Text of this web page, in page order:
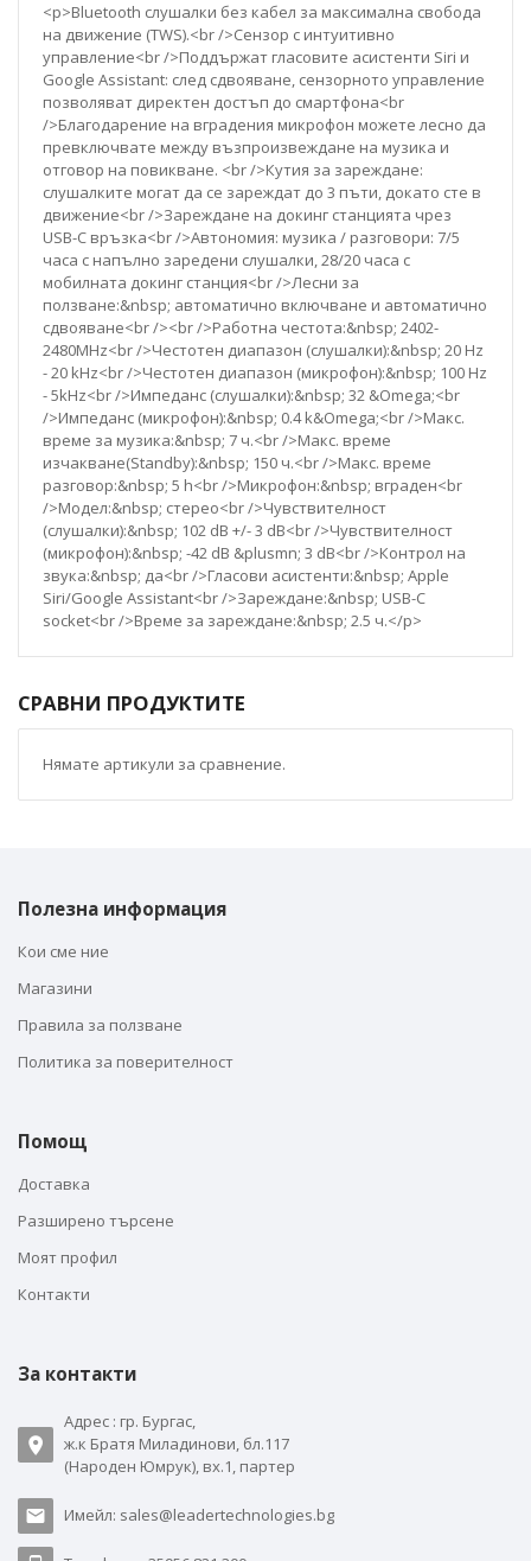
<p>Bluetooth слушалки без кабел за максимална свобода
на движение (TWS).<br />Сензор с интуитивно
управление<br />Поддържат гласовите асистенти Siri и
Google Assistant: след сдвояване, сензорното управление
позволяват директен достъп до смартфона<br
/>Благодарение на вградения микрофон можете лесно да
превключвате между възпроизвеждане на музика и
отговор на повикване. <br />Кутия за зареждане:
слушалките могат да се зареждат до 3 пъти, докато сте в
движение<br />Зареждане на докинг станцията чрез
USB-C връзка<br />Автономия: музика / разговори: 7/5
часа с напълно заредени слушалки, 28/20 часа с
мобилната докинг станция<br />Лесни за
ползване:&nbsp; автоматично включване и автоматично
сдвояване<br /><br />Работна честота:&nbsp; 2402-
2480MHz<br />Честотен диапазон (слушалки):&nbsp; 20 Hz
- 20 kHz<br />Честотен диапазон (микрофон):&nbsp; 100 Hz
- 5kHz<br />Импеданс (слушалки):&nbsp; 32 &Omega;<br
/>Импеданс (микрофон):&nbsp; 0.4 k&Omega;<br />Макс.
време за музика:&nbsp; 7 ч.<br />Макс. време
изчакване(Standby):&nbsp; 150 ч.<br />Макс. време
разговор:&nbsp; 5 h<br />Микрофон:&nbsp; вграден<br
/>Модел:&nbsp; стерео<br />Чувствителност
(слушалки):&nbsp; 102 dB +/- 3 dB<br />Чувствителност
(микрофон):&nbsp; -42 dB &plusmn; 3 dB<br />Контрол на
звука:&nbsp; да<br />Гласови асистенти:&nbsp; Apple
Siri/Google Assistant<br />Зареждане:&nbsp; USB-C
socket<br />Време за зареждане:&nbsp; 2.5 ч.</p>
СРАВНИ ПРОДУКТИТЕ
Нямате артикули за сравнение.
Полезна информация
Кои сме ние
Магазини
Правила за ползване
Политика за поверителност
Помощ
Доставка
Разширено търсене
Моят профил
Контакти
За контакти
Адрес : гр. Бургас,
ж.к Братя Миладинови, бл.117
(Народен Юмрук), вх.1, партер
Имейл: sales@leadertechnologies.bg